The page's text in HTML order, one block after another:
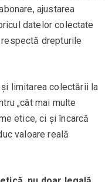
ajustarea
datelor colectate
drepturile
limitarea colectării la
„cât mai multe
etice, ci și încarcă
valoare reală